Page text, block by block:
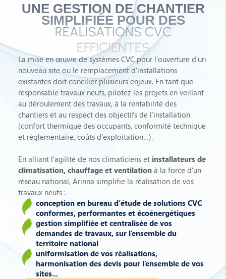
UNE GESTION DE CHANTIER
SIMPLIFIÉE POUR DES
RÉALISATIONS CVC
EFFICIENTES
La mise en œuvre de systèmes CVC pour l’ouverture d’un
nouveau site ou le remplacement d’installations
existantes doit concilier plusieurs enjeux. En tant que
responsable travaux neufs, pilotez les projets en veillant
au déroulement des travaux, à la rentabilité des
chantiers et au respect des objectifs de l’installation
(confort thermique des occupants, conformité technique
et règlementaire, coûts d’exploitation…).
En alliant l’agilité de nos climaticiens et installateurs de
climatisation, chauffage et ventilationà la force d’un
réseau national, Arinna simplifie la réalisation de vos
travaux neufs :
conception en bureau d’étude de solutions CVC
conformes, performantes et écoénergétiques
gestion simplifiée et centralisée de vos
demandes de travaux, sur l’ensemble du
territoire national
uniformisation de vos réalisations,
harmonisation des devis pour l’ensemble de vos
sites...